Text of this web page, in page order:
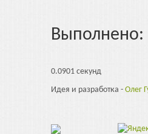
Выполнено:
0.0901 секунд
Идея и разработка - Олег